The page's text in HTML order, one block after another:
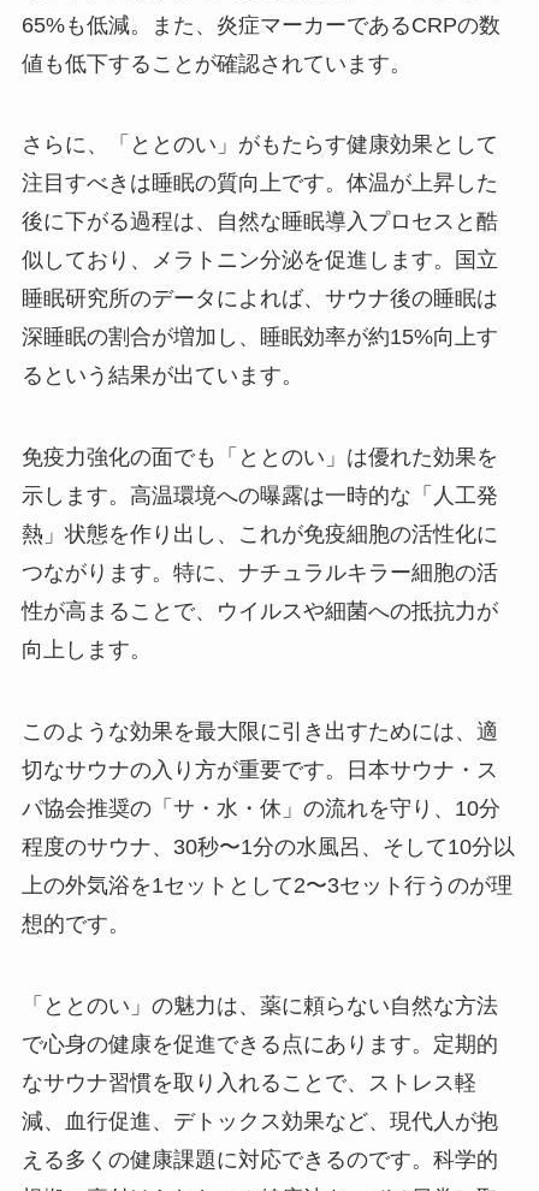
65%も低減。また、炎症マーカーであるCRPの数
値も低下することが確認されています。
さらに、「ととのい」がもたらす健康効果として
注目すべきは睡眠の質向上です。体温が上昇した
後に下がる過程は、自然な睡眠導入プロセスと酷
似しており、メラトニン分泌を促進します。国立
睡眠研究所のデータによれば、サウナ後の睡眠は
深睡眠の割合が増加し、睡眠効率が約15%向上す
るという結果が出ています。
免疫力強化の面でも「ととのい」は優れた効果を
示します。高温環境への曝露は一時的な「人工発
熱」状態を作り出し、これが免疫細胞の活性化に
つながります。特に、ナチュラルキラー細胞の活
性が高まることで、ウイルスや細菌への抵抗力が
向上します。
このような効果を最大限に引き出すためには、適
切なサウナの入り方が重要です。日本サウナ・ス
パ協会推奨の「サ・水・休」の流れを守り、10分
程度のサウナ、30秒〜1分の水風呂、そして10分以
上の外気浴を1セットとして2〜3セット行うのが理
想的です。
「ととのい」の魅力は、薬に頼らない自然な方法
で心身の健康を促進できる点にあります。定期的
なサウナ習慣を取り入れることで、ストレス軽
減、血行促進、デトックス効果など、現代人が抱
える多くの健康課題に対応できるのです。科学的